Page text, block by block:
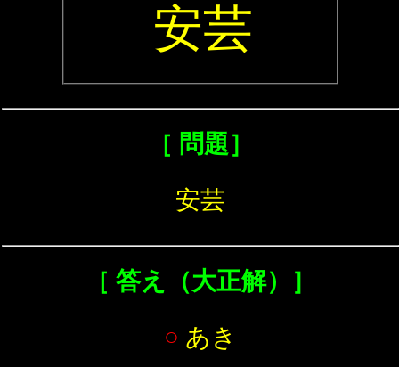
安芸
［ 問題］
安芸
［ 答え（大正解）］
○ あき